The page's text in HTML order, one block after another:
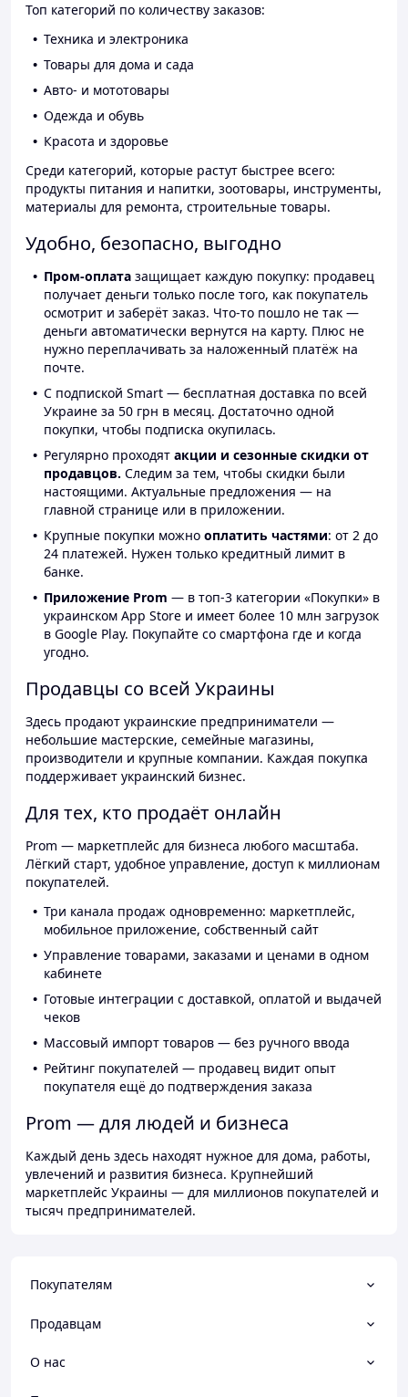
Топ категорий по количеству заказов:
Техника и электроника
Товары для дома и сада
Авто- и мототовары
Одежда и обувь
Красота и здоровье
Среди категорий, которые растут быстрее всего:
продукты питания и напитки, зоотовары, инструменты,
материалы для ремонта, строительные товары.
Удобно, безопасно, выгодно
Пром-оплата защищает каждую покупку: продавец
получает деньги только после того, как покупатель
осмотрит и заберёт заказ. Что-то пошло не так —
деньги автоматически вернутся на карту. Плюс не
нужно переплачивать за наложенный платёж на
почте.
С подпиской Smart — бесплатная доставка по всей
Украине за 50 грн в месяц. Достаточно одной
покупки, чтобы подписка окупилась.
Регулярно проходят акции и сезонные скидки от
продавцов. Следим за тем, чтобы скидки были
настоящими. Актуальные предложения — на
главной странице или в приложении.
Крупные покупки можно оплатить частями: от 2 до
24 платежей. Нужен только кредитный лимит в
банке.
Приложение Prom — в топ-3 категории «Покупки» в
украинском App Store и имеет более 10 млн загрузок
в Google Play. Покупайте со смартфона где и когда
угодно.
Продавцы со всей Украины
Здесь продают украинские предприниматели —
небольшие мастерские, семейные магазины,
производители и крупные компании. Каждая покупка
поддерживает украинский бизнес.
Для тех, кто продаёт онлайн
Prom — маркетплейс для бизнеса любого масштаба.
Лёгкий старт, удобное управление, доступ к миллионам
покупателей.
Три канала продаж одновременно: маркетплейс,
мобильное приложение, собственный сайт
Управление товарами, заказами и ценами в одном
кабинете
Готовые интеграции с доставкой, оплатой и выдачей
чеков
Массовый импорт товаров — без ручного ввода
Рейтинг покупателей — продавец видит опыт
покупателя ещё до подтверждения заказа
Prom — для людей и бизнеса
Каждый день здесь находят нужное для дома, работы,
увлечений и развития бизнеса. Крупнейший
маркетплейс Украины — для миллионов покупателей и
тысяч предпринимателей.
Покупателям
Продавцам
О нас